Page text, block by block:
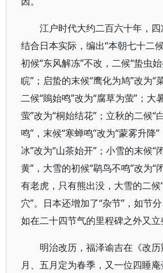
江户时代大约二百六十年，
结合日本实际，编出“本朝七十二
初候“东风解冻”不改，二候“蛰虫
睆”；启蛰的末候“鹰化为鸠”改为“
二候“鵙始鸣”改为“腐草为萤”；大
萤”改为“桐始结花”；立秋的二候“
鸣”，末候“寒蝉鸣”改为“蒙雾升降
冰”改为“山茶始开”；小雪的末候“
黄”，大雪的初候“鹖鸟不鸣”改为“
有老虎，只有熊出没，大雪的二候
穴”。日本还增加了“杂节”，如节
如在二十四节气的里程碑之外又立
明治改历，福泽谕吉在《改
月、五月定为春季，又一位四睡